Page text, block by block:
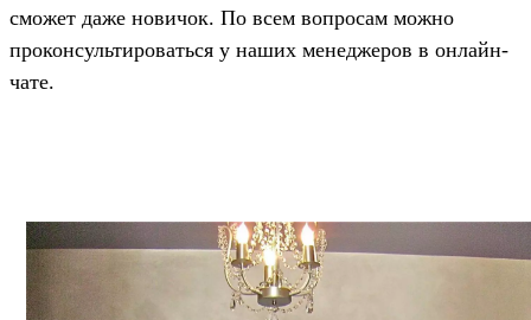
сможет даже новичок. По всем вопросам можно
проконсультироваться у наших менеджеров в онлайн-
чате.